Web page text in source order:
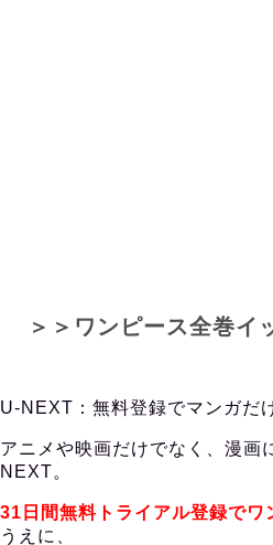
＞＞ワンピース全巻イ
U-NEXT：無料登録でマンガだ
アニメや映画だけでなく、漫画
NEXT。
31日間無料トライアル登録でワ
うえに、